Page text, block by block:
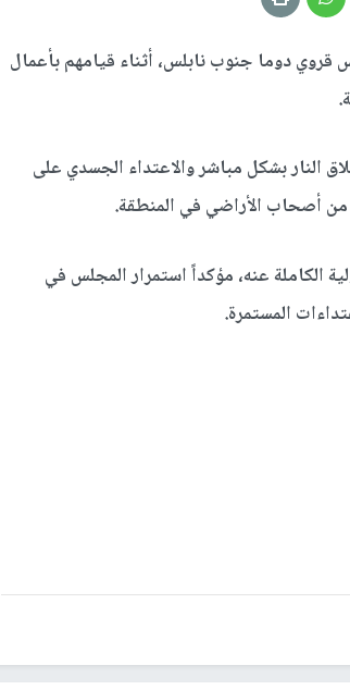
قروي دوما جنوب نابلس، أثناء قيامهم بأعمال
النار بشكل مباشر والاعتداء الجسدي على
من أصحاب الأراضي في المنطقة.
الكاملة عنه، مؤكداً استمرار المجلس في
المستمرة.